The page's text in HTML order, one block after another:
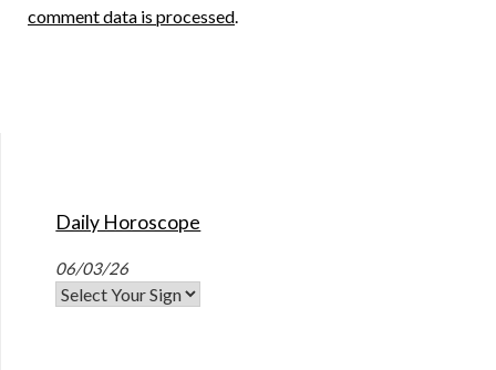
comment data is processed.
Daily Horoscope
06/03/26